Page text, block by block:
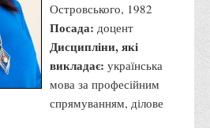
випробувань
10 порад вступникам
Островського, 1982
Посада: доцент
Дисципліни, які
викладає: українська
мова за професійним
спрямуванням, ділове